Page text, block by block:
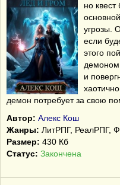
но
угрозы.
если
этого
и
демон потребует за свою
Автор: Алекс Кош
Жанры: ЛитРПГ, РеалРПГ,
Размер: 430 Кб
Статус: Закончена